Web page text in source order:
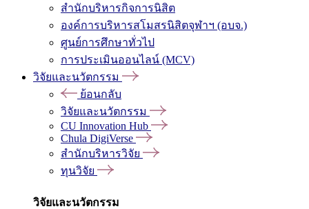
สำนักบริหารกิจการนิสิต
องค์การบริหารสโมสรนิสิตจุฬาฯ (อบจ.)
ศูนย์การศึกษาทั่วไป
การประเมินออนไลน์ (MCV)
วิจัยและนวัตกรรม
ย้อนกลับ
วิจัยและนวัตกรรม
CU Innovation Hub
Chula DigiVerse
สำนักบริหารวิจัย
ทุนวิจัย
วิจัยและนวัตกรรม